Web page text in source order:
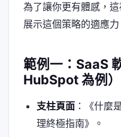
為了讓你更有體感，
展示這個策略的適應力
範例一：SaaS
HubSpot 為例）
支柱頁面：《什麼
理終極指南》。